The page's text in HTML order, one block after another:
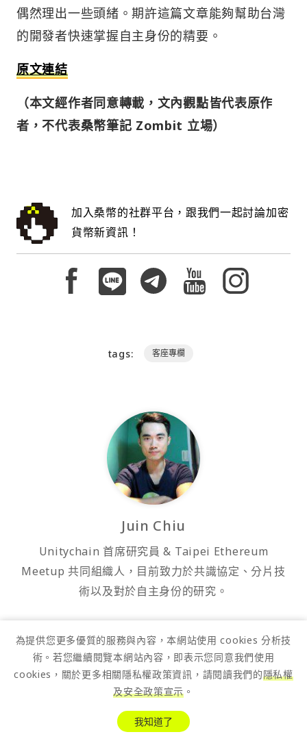
偶然理出一些頭緒。期許這篇文章能夠幫助台灣
的開發者快速掌握自主身份的精要。
原文連結
（本文經作者同意轉載，文內觀點皆代表原作
者，不代表桑幣筆記 Zombit 立場）
加入桑幣的社群平台，跟我們一起討論加密
貨幣新資訊！
tags: 客座專欄
Juin Chiu
Unitychain 首席研究員 & Taipei Ethereum
Meetup 共同組織人，目前致力於共識協定、分片技
術以及對於自主身份的研究。
為提供您更多優質的服務與內容，本網站使用 cookies 分析技
術。若您繼續閱覽本網站內容，即表示您同意我們使用
cookies，關於更多相關隱私權政策資訊，請閱讀我們的隱私權
及安全政策宣示 。
我知道了